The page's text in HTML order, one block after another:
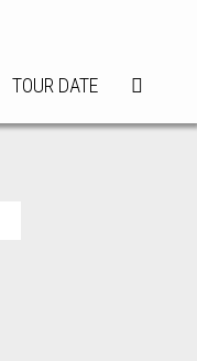
TOUR DATE